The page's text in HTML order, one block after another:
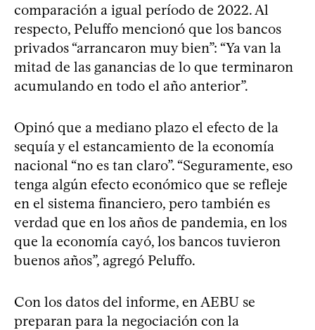
comparación a igual período de 2022. Al
respecto, Peluffo mencionó que los bancos
privados “arrancaron muy bien”: “Ya van la
mitad de las ganancias de lo que terminaron
acumulando en todo el año anterior”.
Opinó que a mediano plazo el efecto de la
sequía y el estancamiento de la economía
nacional “no es tan claro”. “Seguramente, eso
tenga algún efecto económico que se refleje
en el sistema financiero, pero también es
verdad que en los años de pandemia, en los
que la economía cayó, los bancos tuvieron
buenos años”, agregó Peluffo.
Con los datos del informe, en AEBU se
preparan para la negociación con la